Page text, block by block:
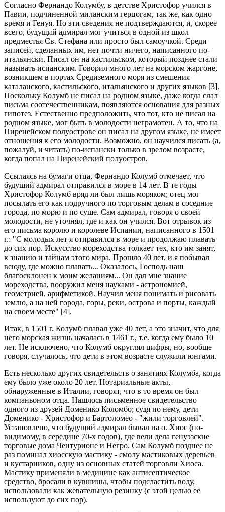
Согласно Фернандо Колумбу, в детстве Христофор учился в
Павии, подчиненной миланским герцогам, так же, как одно
время и Генуя. Но эти сведения не подтверждаются, и, скорее
всего, будущий адмирал мог учиться в одной из школ
предместья Св. Стефана или просто был самоучкой. Среди
записей, сделанных им, нет почти ничего, написанного по-
итальянски. Писал он на кастильском, который позднее стали
называть испанским. Говорил много лет на морском жаргоне,
возникшем в портах Средиземного моря из смешения
каталанского, кастильского, итальянского и других языков [3].
Поскольку Колумб не писал на родном языке, даже когда слал
письма соотечественникам, появляются основания для разных
гипотез. Естественно предположить, что тот, кто не писал на
родном языке, мог быть в молодости неграмотен. А то, что на
Пиренейском полуострове он писал на другом языке, не имеет
отношения к его молодости. Возможно, он научился писать (а,
пожалуй, и читать) по-испански только в зрелом возрасте,
когда попал на Пиренейский полуостров.
Ссылаясь на бумаги отца, Фернандо Колумб отмечает, что
будущий адмирал отправился в море в 14 лет. В те годы
Христофор Колумб вряд ли был лишь моряком; отец мог
посылать его как подручного по торговым делам в соседние
города, по морю и по суше. Сам адмирал, говоря о своей
молодости, не уточнял, где и как он учился. Вот отрывок из
его письма королю и королеве Испании, написанного в 1501
г.: "С молодых лет я отправился в море и продолжаю плавать
до сих пор. Искусство мореходства толкает тех, кто им занят,
к знанию и тайнам этого мира. Прошло 40 лет, и я побывал
всюду, где можно плавать... Оказалось, Господь наш
благосклонен к моим желаниям... Он дал мне знание
мореходства, вооружил меня науками - астрономией,
геометрией, арифметикой. Научил меня понимать и рисовать
землю, а на ней города, горы, реки, острова и порты, каждый
на своем месте" [4].
Итак, в 1501 г. Колумб плавал уже 40 лет, а это значит, что для
него морская жизнь началась в 1461 г., т.е. когда ему было 10
лет. Не исключено, что Колумб округлял цифры, но, вообще
говоря, случалось, что дети в этом возрасте служили юнгами.
Есть несколько других свидетельств о занятиях Колумба, когда
ему было уже около 20 лет. Нотариальные акты,
обнаруженные в Италии, говорят, что в то время он был
компаньоном отца. Нашлось письменное свидетельство
одного из друзей Доменико Коломбо; судя по нему, дети
Доменико - Христофор и Бартоломео - "жили торговлей".
Установлено, что будущий адмирал бывал на о. Хиос (по-
видимому, в середине 70-х годов), где вели дела генуэзские
торговые дома Чентурионе и Негро. Сам Колумб позднее не
раз поминал хиосскую мастику - смолу мастиковых деревьев
и кустарников, одну из основных статей торговли Хиоса.
Мастику применяли в медицине как антисептическое
средство, бросали в кувшины, чтобы подсластить воду,
использовали как жевательную резинку (с этой целью ее
используют до сих пор).